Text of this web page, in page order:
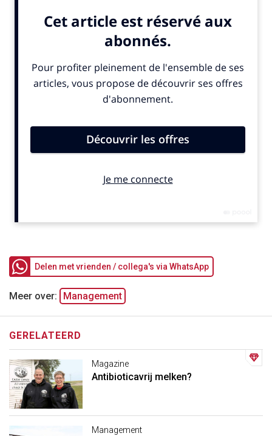
Delen met vrienden / collega's via WhatsApp
Meer over: Management
GERELATEERD
Magazine
Antibioticavrij melken?
Management